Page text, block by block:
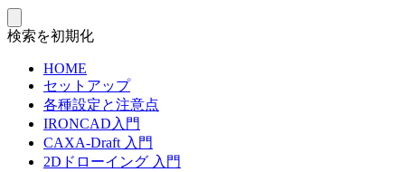
検索を初期化
HOME
セットアップ
各種設定と注意点
IRONCAD入門
CAXA-Draft 入門
2Dドローイング 入門